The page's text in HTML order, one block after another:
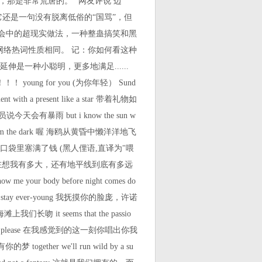
是一句没有脱离低俗的“国骂”，但
中的超现实做法，一种整蛊搞笑和黑
络热词性质相同。 记：你如何看这种
伸是一种小聪明，更多地满足......
！ young for you (为你年轻） Sund
with a present like a star 带着礼物如
说今天会有暴雨 but i know the sun w
the dark 喔 海鸥从黄昏中懒洋洋地飞
口袋里塞满了钱 (黑人俚语,直译为"喂
我有多大，还有地平线到底有多远
me your body before night comes do
ever-young 我抚摸你的脸庞，许诺
上我们长吻 it seems that the passio
在我感觉到的这一刻你唱出你我
你的梦 together we'll run wild by a su